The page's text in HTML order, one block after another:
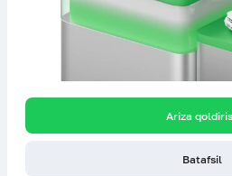
Ariza
Batafsil